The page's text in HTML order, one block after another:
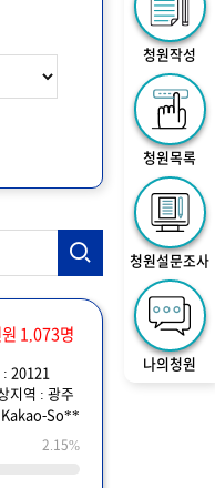
청원작성
청원목록
청원설문조사
나의청원
원 1,073명
: 20121
지역 : 광주
Kakao-So**
2.15%